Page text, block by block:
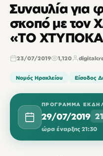
Συναυλία για
σκοπό με
«TO
23/07/2019 1,120
Νομός Ηρακλείου Είσοδος
ΠΡΌΓΡΑΜΜΑ
29/07/2019
ώρα έναρξης 21:30